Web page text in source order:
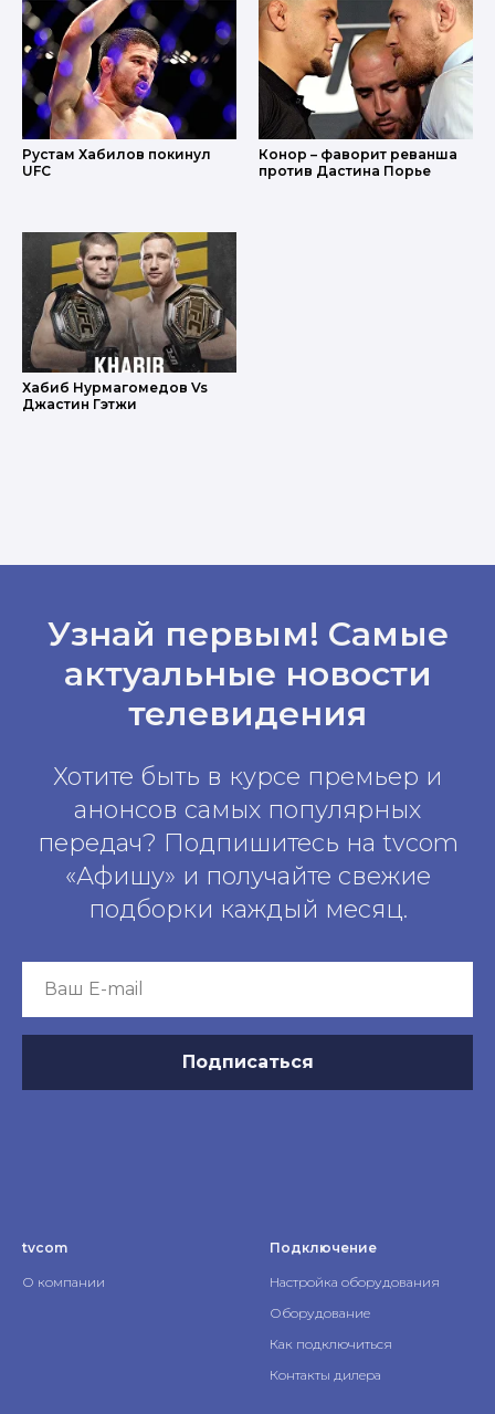
Рустам Хабилов покинул
UFC
Конор – фаворит реванша
против Дастина Порье
Хабиб Нурмагомедов Vs
Джастин Гэтжи
Узнай первым! Самые
актуальные новости
телевидения
Хотите быть в курсе премьер и
анонсов самых популярных
передач? Подпишитесь на tvcom
«Афишу» и получайте свежие
подборки каждый месяц.
Подписаться
tvcom
О компании
Подключение
Настройка оборудования
Оборудование
Как подключиться
Контакты дилера